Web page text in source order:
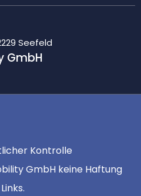
Seefeld
GmbH
Kontrolle
GmbH keine Haftung